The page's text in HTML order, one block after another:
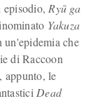
episodio, Ryū ga
Yakuza
un'epidemia che
di Raccoon
appunto, le
Dead